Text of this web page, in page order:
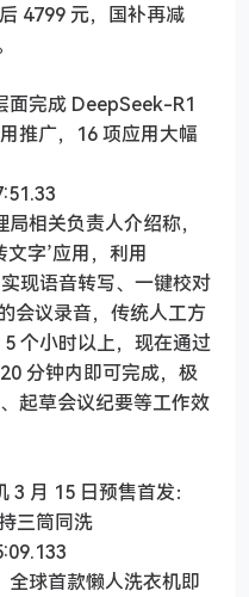
4799 元，国补再减
面完成 DeepSeek-R1
推广，16 项应用大幅
相关负责人介绍称，
文字’应用，利用
现语音转写、一键校对
会议录音，传统人工方
个小时以上，现在通过
分钟内即可完成，极
起草会议纪要等工作效
月 15 日预售首发：
三筒同洗
全球首款懒人洗衣机即